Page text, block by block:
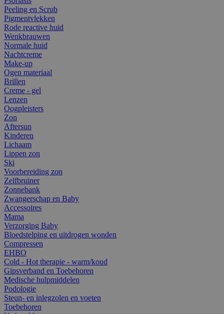
Peeling en Scrub
Pigmentvlekken
Rode reactive huid
Wenkbrauwen
Normale huid
Nachtcreme
Make-up
Ogen materiaal
Brillen
Creme - gel
Lenzen
Oogpleisters
Zon
Aftersun
Kinderen
Lichaam
Lippen zon
Ski
Voorbereiding zon
Zelfbruiner
Zonnebank
Zwangerschap en Baby
Accessoires
Mama
Verzorging Baby
Bloedstelping en uitdrogen wonden
Compressen
EHBO
Cold - Hot therapie - warm/koud
Gipsverband en Toebehoren
Medische hulpmiddelen
Podologie
Steun- en inlegzolen en voeten
Toebehoren